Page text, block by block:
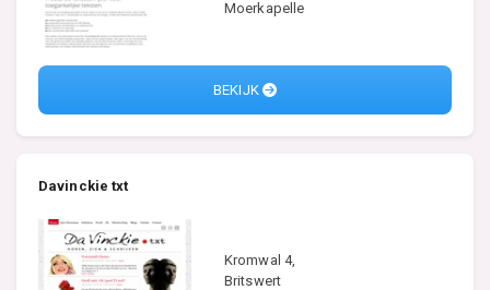
Moerkapelle
BEKIJK
Davinckie txt
Kromwal 4,
Britswert